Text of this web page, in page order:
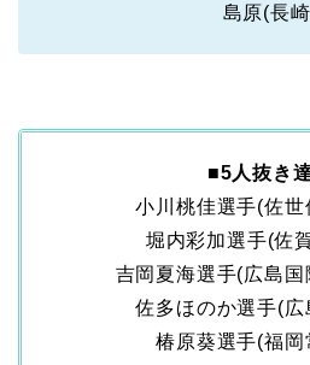
島原(長
■5人抜き
小川桃佳選手(佐
堀内彩加選手(佐
吉岡夏海選手(広島
佐多ほのか選手(
椿原葵選手(福岡